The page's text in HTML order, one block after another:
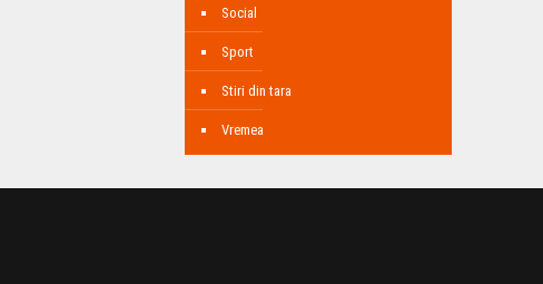
Social
Sport
Stiri din tara
Vremea